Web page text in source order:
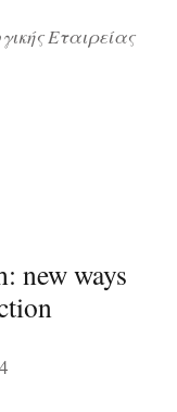
Eταιρείας
new ways